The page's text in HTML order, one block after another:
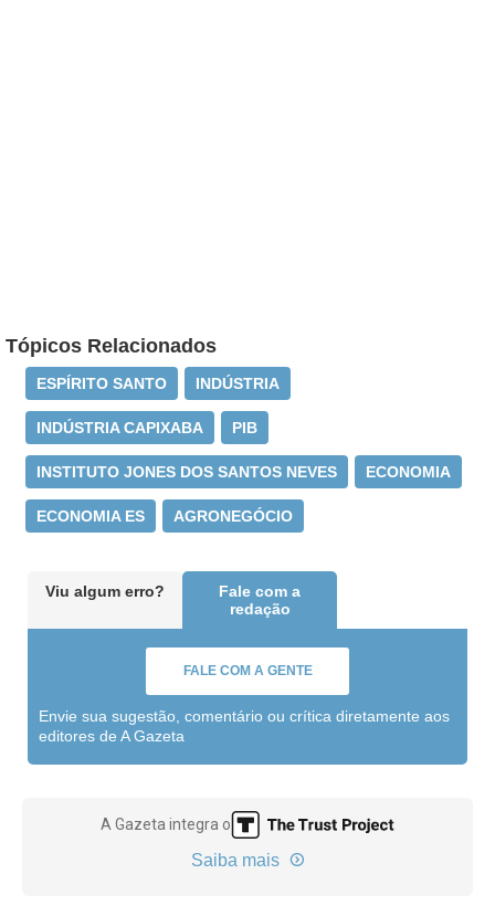
Tópicos Relacionados
ESPÍRITO SANTO INDÚSTRIA
INDÚSTRIA CAPIXABA PIB
INSTITUTO JONES DOS SANTOS NEVES ECONOMIA
ECONOMIA ES AGRONEGÓCIO
Viu algum erro?
Fale com a
redação
FALE COM A GENTE
Envie sua sugestão, comentário ou crítica diretamente aos
editores de A Gazeta
A Gazeta integra o
Saiba mais